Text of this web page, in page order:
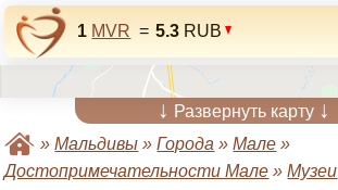
1 MVR = 5.3 RUB
↓ Развернуть карту ↓
»Мальдивы »Города »Мале »
Достопримечательности Мале »Музеи